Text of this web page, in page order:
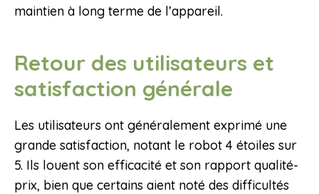
maintien à long terme de l’appareil.
Retour des utilisateurs et
satisfaction générale
Les utilisateurs ont généralement exprimé une
grande satisfaction, notant le robot 4 étoiles sur
5. Ils louent son efficacité et son rapport qualité-
prix, bien que certains aient noté des difficultés